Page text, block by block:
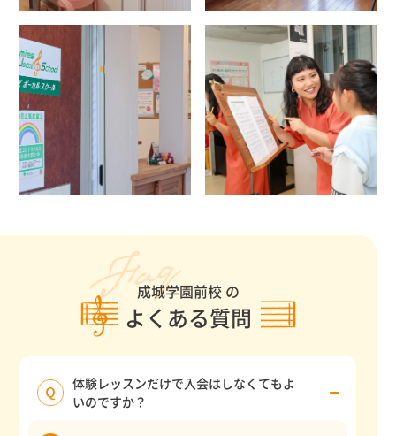
成城学園前校 の
よくある質問
体験レッスンだけで入会はしなくてもよ
いのですか？